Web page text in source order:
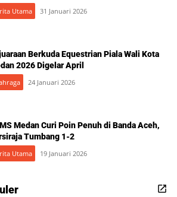
Utama 31 Januari 2026
Berkuda Equestrian Piala Wali Kota
2026 Digelar April
24 Januari 2026
Medan Curi Poin Penuh di Banda Aceh,
Tumbang 1-2
Utama 19 Januari 2026